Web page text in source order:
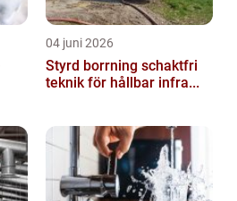
04 juni 2026
Styrd borrning schaktfri
teknik för hållbar infra...